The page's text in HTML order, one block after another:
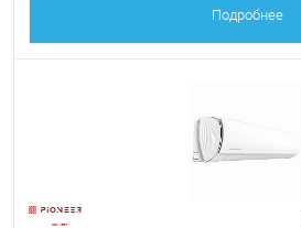
Подробнее